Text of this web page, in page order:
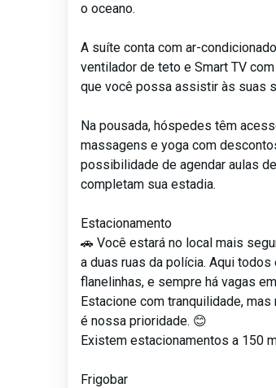
o oceano.
A suíte conta com ar-
ventilador de teto e Smart TV
que você possa assistir às suas
Na pousada, hóspedes têm
massagens e yoga com
possibilidade de agendar aulas
completam sua estadia.
Estacionamento
🚗 Você estará no local mais
a duas ruas da polícia. Aqui todos
flanelinhas, e sempre há vagas
Estacione com tranquilidade,
é nossa prioridade. 😊
Existem estacionamentos a 150
Frigobar